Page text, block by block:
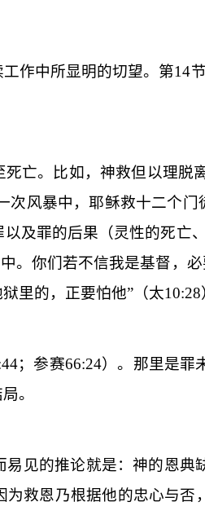
作中所显明的切望。第14
亡。比如，神救但以理脱
次风暴中，耶稣救十二个门
及罪的后果（灵性的死亡
。你们若不信我是基督，
里的，正要怕他”（太10:28
；参赛66:24）。那里是罪
。
见的推论就是：神的恩
救恩乃根据他的忠心与